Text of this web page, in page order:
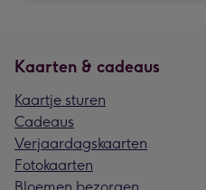
Kaarten & cadeaus
Kaartje sturen
Cadeaus
Verjaardagskaarten
Fotokaarten
Bloemen bezorgen